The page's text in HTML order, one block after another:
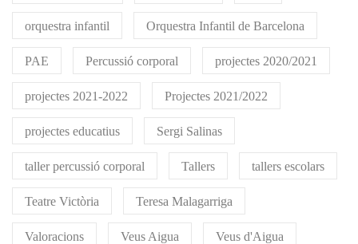
orquestra infantil Orquestra Infantil de Barcelona
PAE Percussió corporal projectes 2020/2021
projectes 2021-2022 Projectes 2021/2022
projectes educatius Sergi Salinas
taller percussió corporal Tallers tallers escolars
Teatre Victòria Teresa Malagarriga
Valoracions Veus Aigua Veus d'Aigua